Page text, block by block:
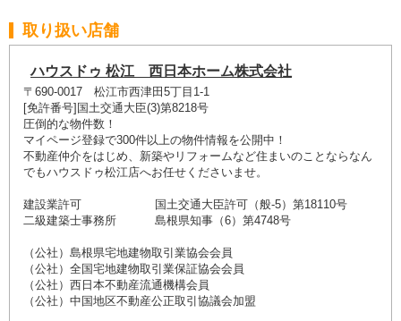
取り扱い店舗
ハウスドゥ 松江 西日本ホーム株式会社
〒690-0017 松江市西津田5丁目1-1
[免許番号]国土交通大臣(3)第8218号
圧倒的な物件数！
マイページ登録で300件以上の物件情報を公開中！
不動産仲介をはじめ、新築やリフォームなど住まいのことならなん
でもハウスドゥ松江店へお任せくださいませ。
建設業許可 国土交通大臣許可（般-5）第18110号
二級建築士事務所 島根県知事（6）第4748号
（公社）島根県宅地建物取引業協会会員
（公社）全国宅地建物取引業保証協会会員
（公社）西日本不動産流通機構会員
（公社）中国地区不動産公正取引協議会加盟